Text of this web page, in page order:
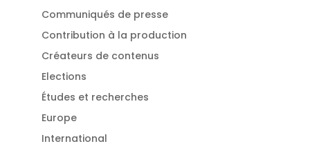
Communiqués de presse
Contribution à la production
Créateurs de contenus
Elections
Études et recherches
Europe
International